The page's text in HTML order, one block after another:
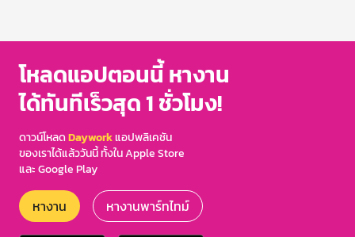
โหลดแอปตอนนี้ หางาน
ได้ทันทีเร็วสุด 1 ชั่วโมง!
ดาวน์โหลดDayworkแอปพลิเคชัน
ของเราได้แล้ววันนี้ ทั้งใน Apple Store
และ Google Play
หางาน หางานพาร์ทไทม์